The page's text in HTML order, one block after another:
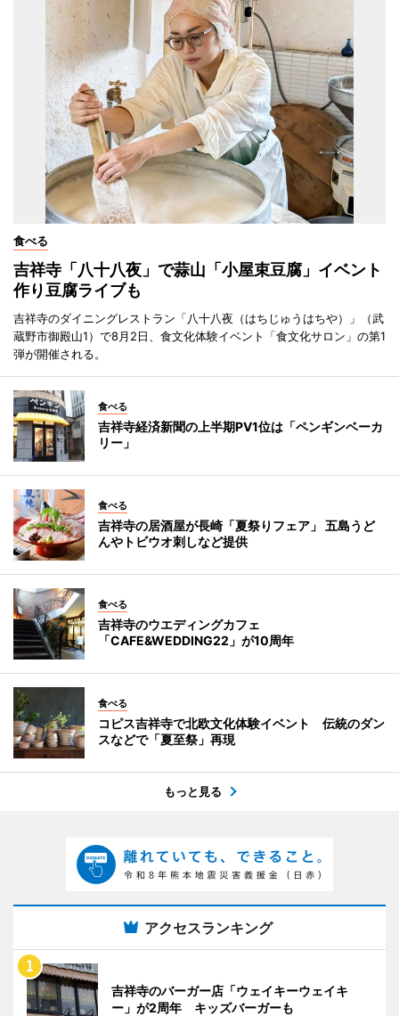
食べる
吉祥寺「八十八夜」で蒜山「小屋束豆腐」イベント
作り豆腐ライブも
吉祥寺のダイニングレストラン「八十八夜（はちじゅうはちや）」（武
蔵野市御殿山1）で8月2日、食文化体験イベント「食文化サロン」の第1
弾が開催される。
食べる
吉祥寺経済新聞の上半期PV1位は「ペンギンベーカ
リー」
食べる
吉祥寺の居酒屋が長崎「夏祭りフェア」 五島うど
んやトビウオ刺しなど提供
食べる
吉祥寺のウエディングカフェ
「CAFE&WEDDING22」が10周年
食べる
コピス吉祥寺で北欧文化体験イベント 伝統のダン
スなどで「夏至祭」再現
もっと見る
アクセスランキング
吉祥寺のバーガー店「ウェイキーウェイキ
ー」が2周年 キッズバーガーも